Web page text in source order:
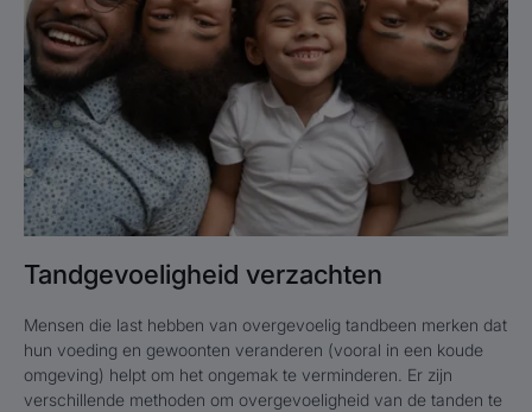
Tandgevoeligheid verzachten
Mensen die last hebben van overgevoelig tandbeen merken dat
hun voeding en gewoonten veranderen (vooral in een koude
omgeving) helpt om het ongemak te verminderen. Er zijn
verschillende methoden om overgevoeligheid van de tanden te